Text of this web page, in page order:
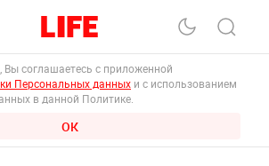
Вы соглашаетесь с приложенной
Персональных данных и с использованием
в данной Политике.
ОК